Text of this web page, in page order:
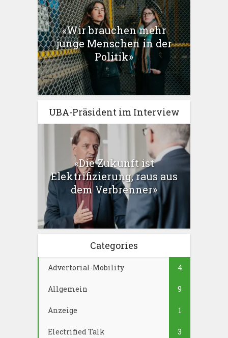
«Wir brauchen mehr
junge Menschen in der
Politik»
UBA-Präsident im Interview
«Die Zukunft ist
Elektrifizierung, raus aus
dem Verbrenner»
Categories
Advertorial-Mobility 4
Allgemein 9
Anzeige 1
Electrified Talk 3